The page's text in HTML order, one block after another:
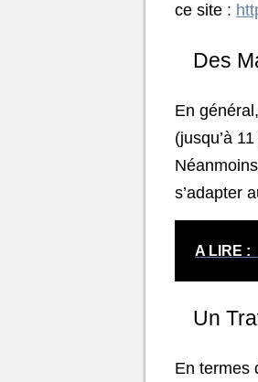
ce site :
Des
En
(jusqu’à
s’adapter
A LIRE :
Un
En termes